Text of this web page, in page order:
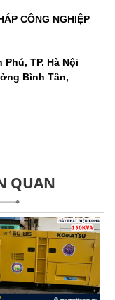
CÔNG NGHIỆP
TP. Hà Nội
Bình Tân,
QUAN